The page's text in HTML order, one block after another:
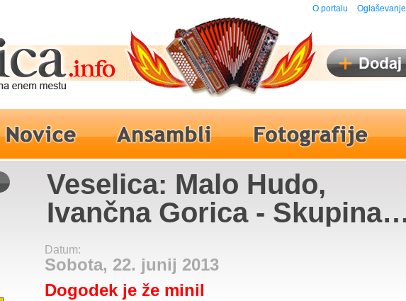
O portalu Oglaševanje
Veselica: Malo Hudo,
Ivančna Gorica - Skupina
Malibu
Datum:
Sobota, 22. junij 2013
Dogodek je že minil